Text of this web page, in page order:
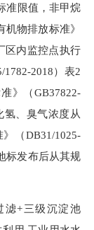
准限值，非甲烷
物排放标准》
区内监控点执行
1782-2018） 表2
》
（GB37822-
、臭气浓度从
（DB31/1025-
标发布后从其规
滤+三级沉淀池